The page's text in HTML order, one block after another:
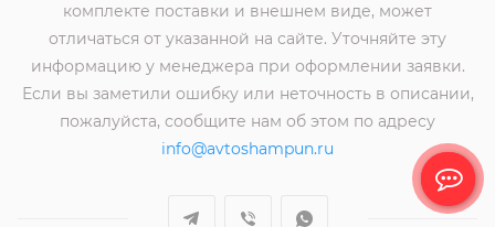
комплекте поставки и внешнем виде, может
отличаться от указанной на сайте. Уточняйте эту
информацию у менеджера при оформлении заявки.
Если вы заметили ошибку или неточность в описании,
пожалуйста, сообщите нам об этом по адресу
info@avtoshampun.ru